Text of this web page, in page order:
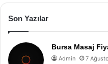
Son Yazılar
Bursa Masaj
Admin 7